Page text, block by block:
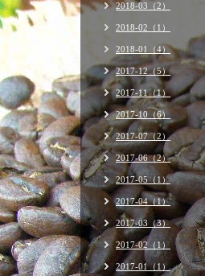
2018-03（2）
2018-02（1）
2018-01（4）
2017-12（5）
2017-11（1）
2017-10（6）
2017-07（2）
2017-06（2）
2017-05（1）
2017-04（1）
2017-03（3）
2017-02（1）
2017-01（1）